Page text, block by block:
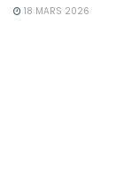
18 MARS 2026